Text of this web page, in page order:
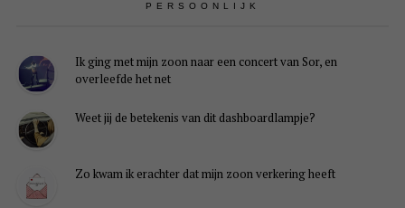
PERSOONLIJK
Ik ging met mijn zoon naar een concert van Sor, en
overleefde het net
Weet jij de betekenis van dit dashboardlampje?
Zo kwam ik erachter dat mijn zoon verkering heeft